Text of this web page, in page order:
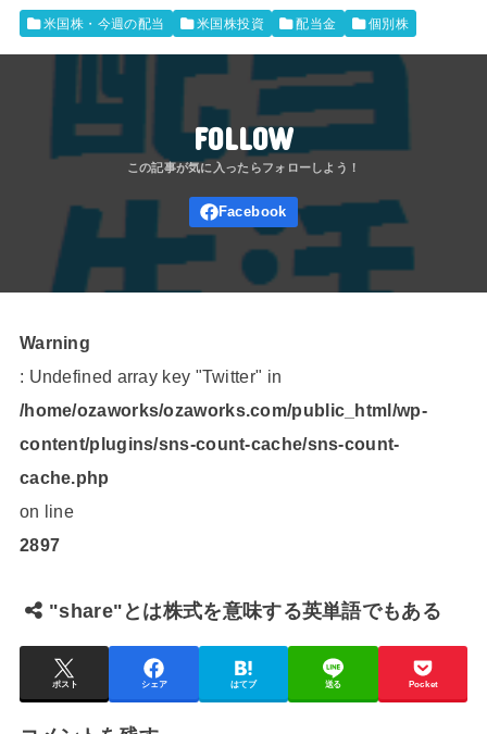
米国株・今週の配当 米国株投資 配当金 個別株
FOLLOW
Warning
: Undefined array key "Twitter" in
/home/ozaworks/ozaworks.com/public_html/wp-
content/plugins/sns-count-cache/sns-count-
cache.php
on line
2897
"share"とは株式を意味する英単語でもある
ポスト シェア はてブ 送る Pocket